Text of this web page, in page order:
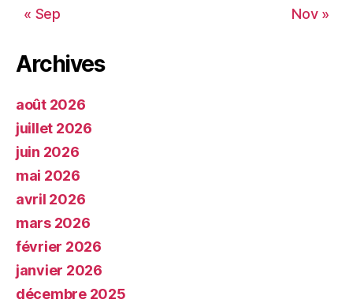
« Sep Nov »
Archives
août 2026
juillet 2026
juin 2026
mai 2026
avril 2026
mars 2026
février 2026
janvier 2026
décembre 2025